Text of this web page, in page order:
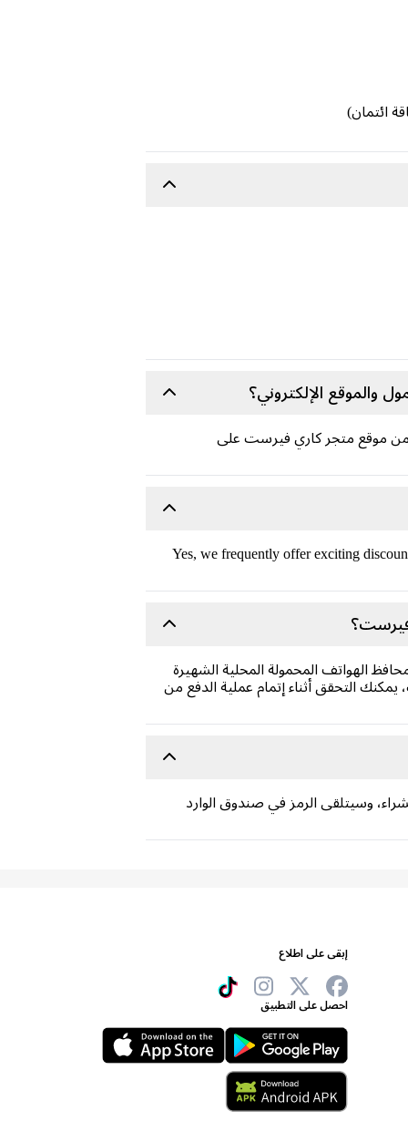
الإلكتروني؟
من موقع متجر كاري فيرست على
Yes, we frequently offer exciting
فيرست؟
الهواتف المحمولة المحلية الشهيرة
التحقق أثناء إتمام عملية الدفع من
وسيتلقى الرمز في صندوق الوارد
إبقى على اطلاع
احصل على التطبيق